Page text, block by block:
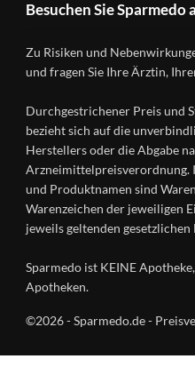
Datenschutz
Nutzungsbedingungen
A-
Ratgeber
Wirkstoffe
Gesundheitsmagazin
&
Händlerlogin
Besuchen Sie Sparmedo
Instagram
Zu Risiken und
und fragen Sie Ihre Ärztin,
Durchgestrichener Preis und
bezieht sich auf die
Herstellers oder die Abgabe
Arzneimittelpreisverordnung.
und Produktnamen sind
Warenzeichen der jeweiligen
jeweils geltenden
Sparmedo ist KEINE
Apotheken.
©2026 - Sparmedo.de -